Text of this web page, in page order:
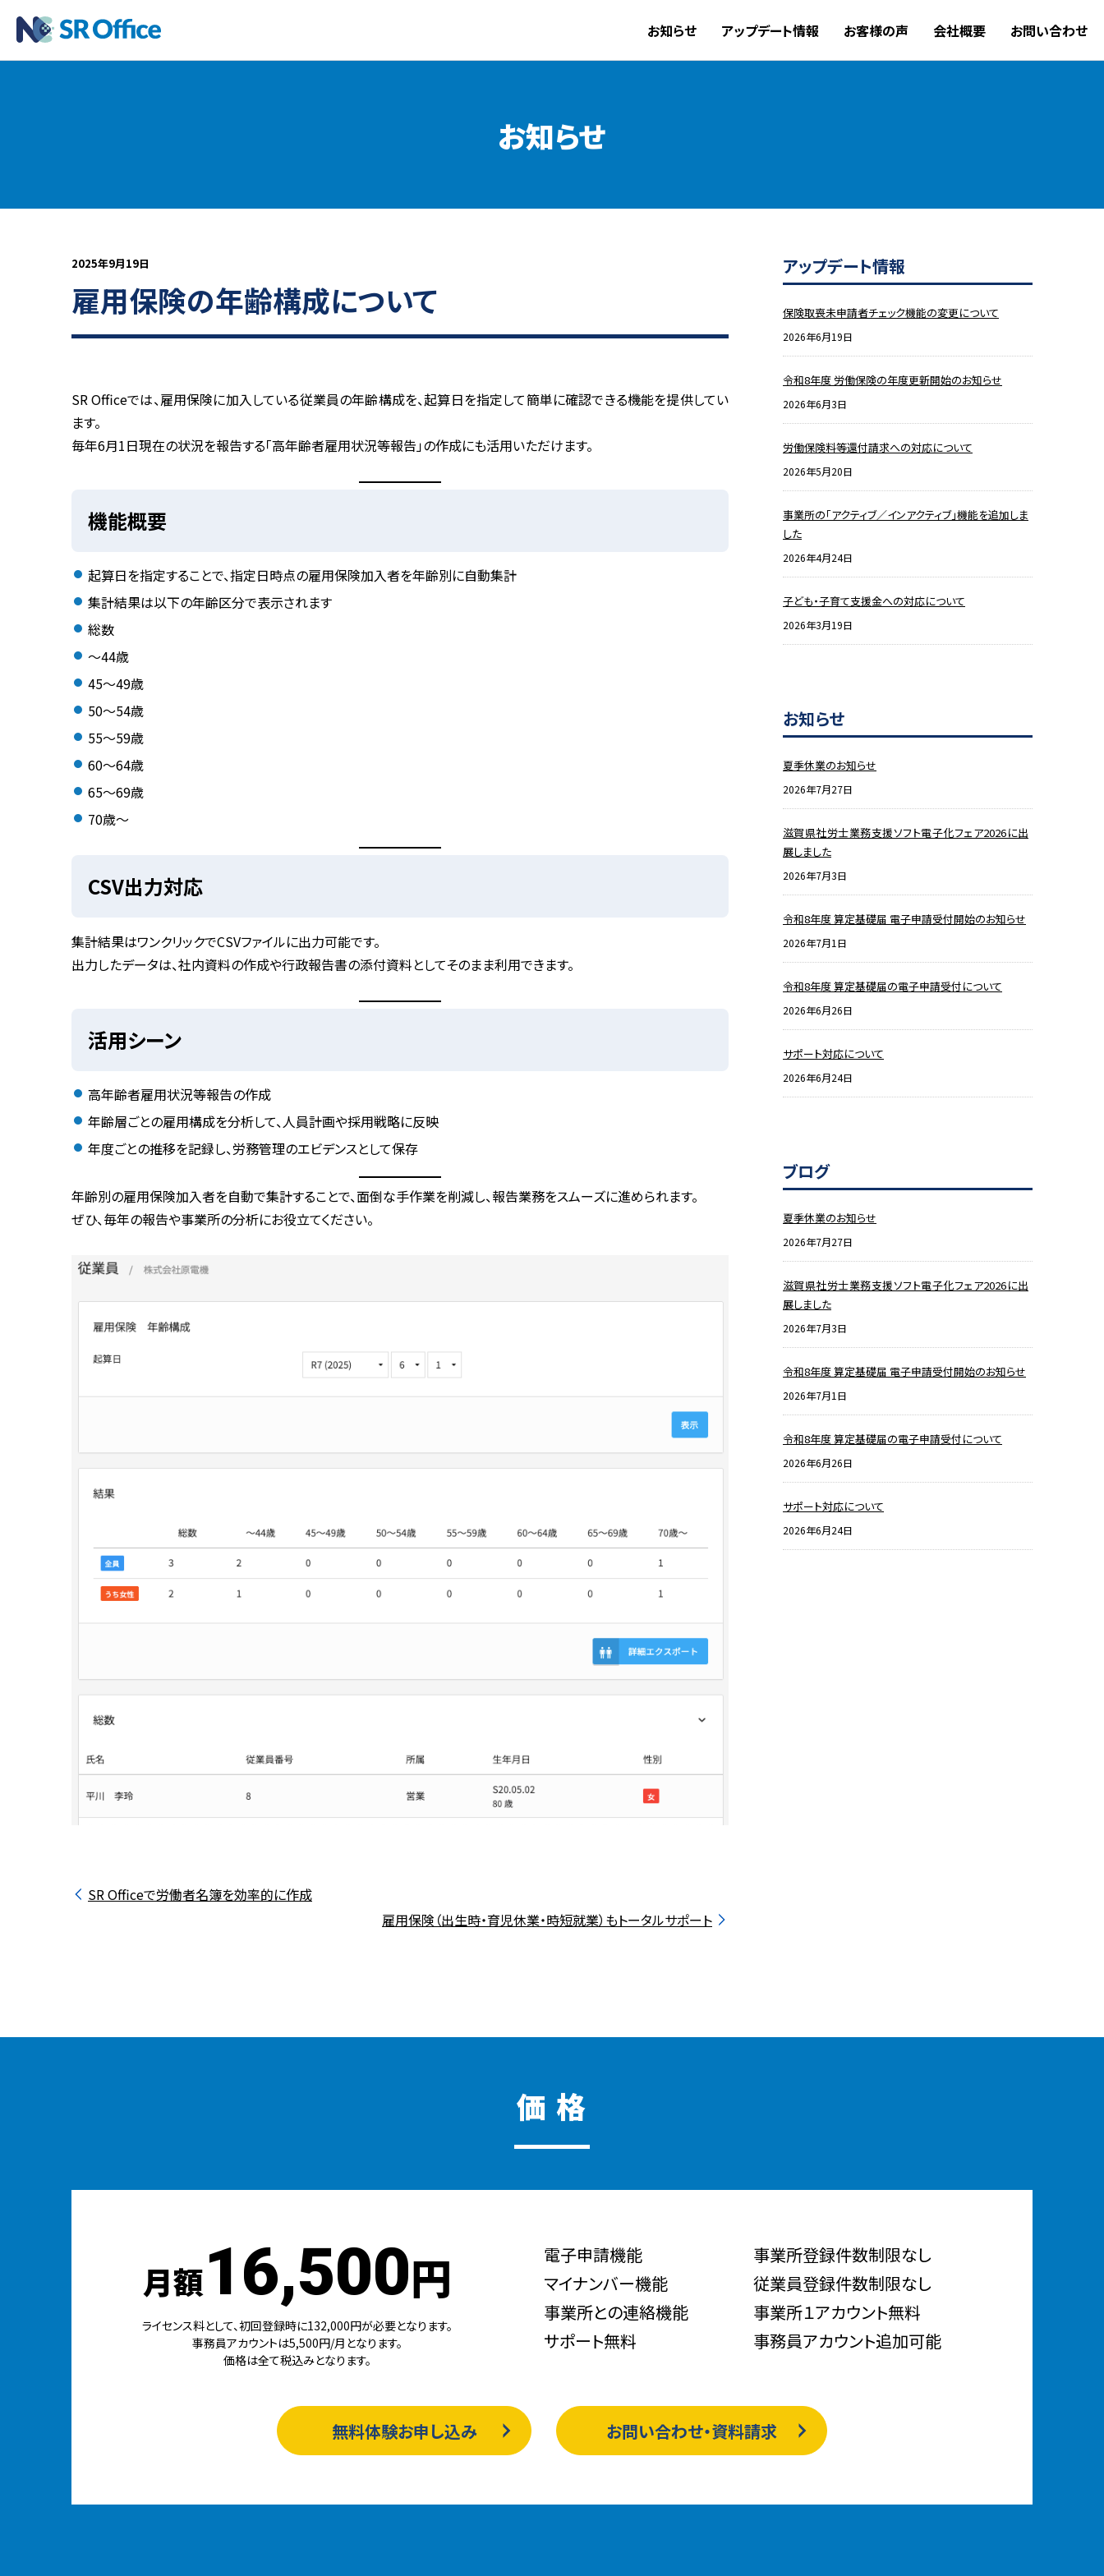
お知らせ アップデート情報 お客様の声 会社概要 お問い合わせ
お知らせ
2025年9月19日
雇用保険の年齢構成について
SR Officeでは、雇用保険に加入している従業員の年齢構成を、起算日を指定して簡単に確認できる機能を提供してい
ます。
毎年6月1日現在の状況を報告する「高年齢者雇用状況等報告」の作成にも活用いただけます。
機能概要
起算日を指定することで、指定日時点の雇用保険加入者を年齢別に自動集計
集計結果は以下の年齢区分で表示されます
総数
〜44歳
45〜49歳
50〜54歳
55〜59歳
60〜64歳
65〜69歳
70歳〜
CSV出力対応
集計結果はワンクリックでCSVファイルに出力可能です。
出力したデータは、社内資料の作成や行政報告書の添付資料としてそのまま利用できます。
活用シーン
高年齢者雇用状況等報告の作成
年齢層ごとの雇用構成を分析して、人員計画や採用戦略に反映
年度ごとの推移を記録し、労務管理のエビデンスとして保存
年齢別の雇用保険加入者を自動で集計することで、面倒な手作業を削減し、報告業務をスムーズに進められます。
ぜひ、毎年の報告や事業所の分析にお役立てください。
SR Officeで労働者名簿を効率的に作成
雇用保険（出生時・育児休業・時短就業）もトータルサポート
アップデート情報
保険取喪未申請者チェック機能の変更について
2026年6月19日
令和8年度 労働保険の年度更新開始のお知らせ
2026年6月3日
労働保険料等還付請求への対応について
2026年5月20日
事業所の「アクティブ／インアクティブ」機能を追加しま
した
2026年4月24日
子ども・子育て支援金への対応について
2026年3月19日
お知らせ
夏季休業のお知らせ
2026年7月27日
滋賀県社労士業務支援ソフト電子化フェア2026に出
展しました
2026年7月3日
令和8年度 算定基礎届 電子申請受付開始のお知らせ
2026年7月1日
令和8年度 算定基礎届の電子申請受付について
2026年6月26日
サポート対応について
2026年6月24日
ブログ
夏季休業のお知らせ
2026年7月27日
滋賀県社労士業務支援ソフト電子化フェア2026に出
展しました
2026年7月3日
令和8年度 算定基礎届 電子申請受付開始のお知らせ
2026年7月1日
令和8年度 算定基礎届の電子申請受付について
2026年6月26日
サポート対応について
2026年6月24日
価 格
月額16,500円
ライセンス料として、初回登録時に132,000円が必要となります。
事務員アカウントは5,500円/月となります。
価格は全て税込みとなります。
電子申請機能
事業所登録件数制限なし
マイナンバー機能
従業員登録件数制限なし
事業所との連絡機能
事業所１アカウント無料
サポート無料
事務員アカウント追加可能
無料体験お申し込み お問い合わせ・資料請求